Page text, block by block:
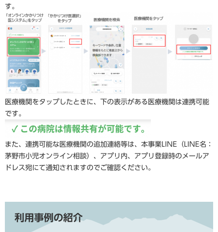
す。
医療機関をタップしたときに、下の表示がある医療機関は連携可能
です。
また、連携可能な医療機関の追加連絡等は、本事業LINE（LINE名：
茅野市小児オンライン相談）、アプリ内、アプリ登録時のメールア
ドレス宛にて通知されますのでご確認ください。
利用事例の紹介